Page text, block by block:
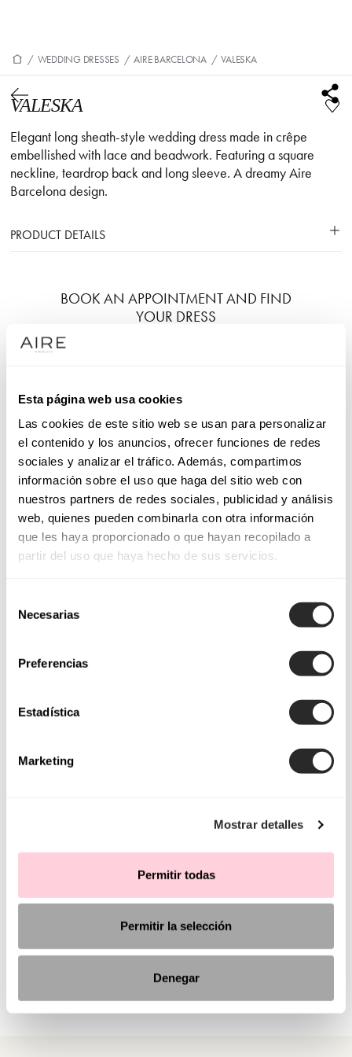
Esta página web usa cookies
Las cookies de este sitio web se usan para personalizar
el contenido y los anuncios, ofrecer funciones de redes
sociales y analizar el tráfico. Además, compartimos
información sobre el uso que haga del sitio web con
nuestros partners de redes sociales, publicidad y análisis
web, quienes pueden combinarla con otra información
que les haya proporcionado o que hayan recopilado a
partir del uso que haya hecho de sus servicios.
Necesarias
Preferencias
Estadística
Marketing
Mostrar detalles
Permitir todas
Permitir la selección
Denegar
/ WEDDING DRESSES / AIRE BARCELONA / VALESKA
VALESKA
Elegant long sheath-style wedding dress made in crêpe
embellished with lace and beadwork. Featuring a square
neckline, teardrop back and long sleeve. A dreamy Aire
Barcelona design.
PRODUCT DETAILS
BOOK AN APPOINTMENT AND FIND
YOUR DRESS